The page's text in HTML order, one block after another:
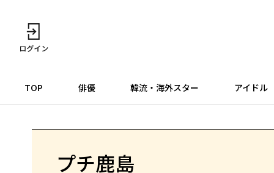
TOP 俳優 韓流・海外スター アイドル
プチ鹿島